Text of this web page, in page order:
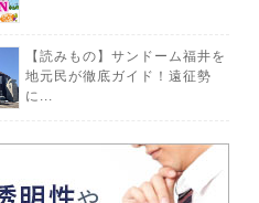
【読みもの】サンドーム福井を
地元民が徹底ガイド！遠征勢
に...